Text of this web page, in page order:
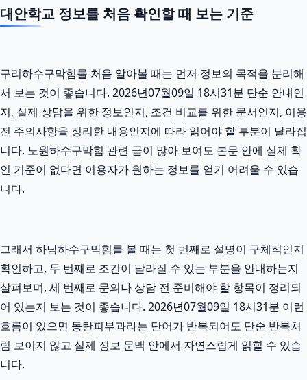
대안학교 정보를 처음 확인할 때 보는 기준
구리하수구막힘를 처음 알아볼 때는 먼저 정보의 목적을 분리해
서 보는 것이 좋습니다. 2026년07월09일 18시31분 단순 안내인
지, 실제 상담을 위한 정보인지, 조건 비교를 위한 문서인지, 이용
전 주의사항을 정리한 내용인지에 따라 읽어야 할 부분이 달라집
니다. 노원하수구막힘 관련 글이 많아 보여도 본문 안에 실제 확
인 기준이 없다면 이용자가 원하는 정보를 얻기 어려울 수 있습
니다.
그래서 하남하수구막힘를 볼 때는 첫 번째로 설명이 구체적인지
확인하고, 두 번째로 조건이 달라질 수 있는 부분을 안내하는지
살펴보며, 세 번째로 문의나 상담 전 준비해야 할 항목이 정리되
어 있는지 보는 것이 좋습니다. 2026년07월09일 18시31분 이런
흐름이 있으면 동탄피부과라는 단어가 반복되어도 단순 반복처
럼 보이지 않고 실제 정보 문맥 안에서 자연스럽게 읽힐 수 있습
니다.